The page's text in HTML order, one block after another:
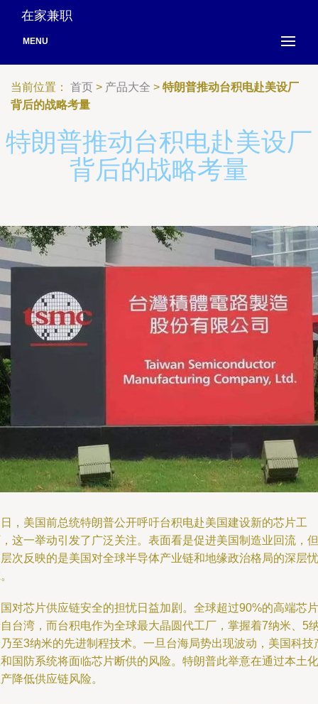
在家兼职
MENU
当前位置： 首页 > 产品大全 > 特朗普推动台积电赴美设厂
背后的战略考量
特朗普推动台积电赴美设厂
背后的战略考量
，美国前总统特朗普公开呼吁台积电赴美国建设新的芯片工
这一举动引发了广泛关注。表面看是促进美国制造业回流，但
次反映的是美国对全球半导体产业链和地缘政治格局的深层忧
对芯片供应链安全的担忧日益加剧。全球超过90%的高端芯片
台湾，而台积电作为全球最大晶圆代工厂，掌握着7纳米、5
至3纳米的先进制程技术。一旦台海局势出现波动，美国科技
国防系统将面临芯片断供的风险。特朗普此举意在通过本土化
降低供应链风险。